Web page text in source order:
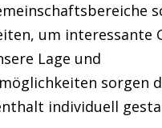
um interessante
Lage und
sorgen
individuell